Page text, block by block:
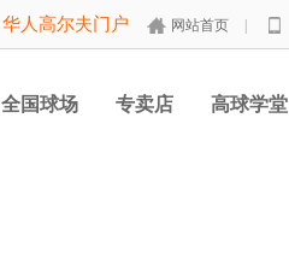
华人高尔夫门户 网站首页
全国球场 专卖店 高球学堂